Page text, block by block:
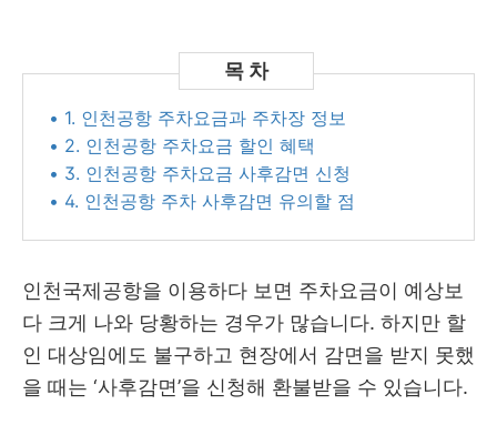
• 1. 인천공항 주차요금과 주차장 정보
• 2. 인천공항 주차요금 할인 혜택
• 3. 인천공항 주차요금 사후감면 신청
• 4. 인천공항 주차 사후감면 유의할 점
인천국제공항을 이용하다 보면 주차요금이 예상보
다 크게 나와 당황하는 경우가 많습니다. 하지만 할
인 대상임에도 불구하고 현장에서 감면을 받지 못했
을 때는 ‘사후감면’을 신청해 환불받을 수 있습니다.